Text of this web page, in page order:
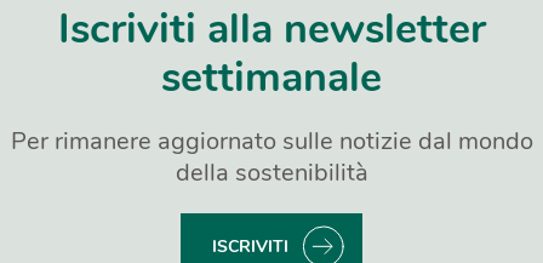
Iscriviti alla newsletter
settimanale
Per rimanere aggiornato sulle notizie dal mondo
della sostenibilità
ISCRIVITI